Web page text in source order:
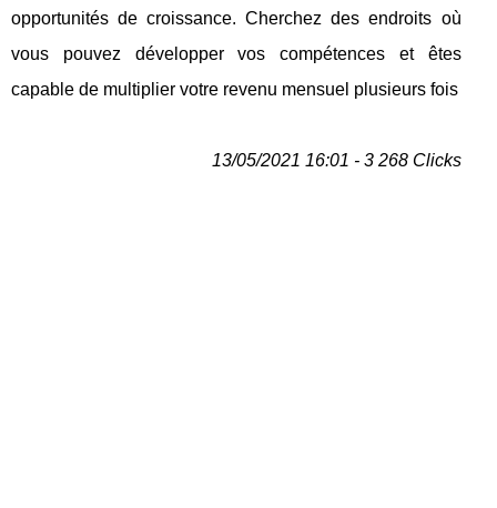
opportunités de croissance. Cherchez des endroits où
vous pouvez développer vos compétences et êtes
capable de multiplier votre revenu mensuel plusieurs fois
13/05/2021 16:01 - 3 268 Clicks